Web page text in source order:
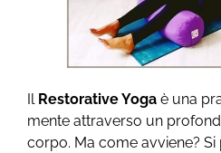
Il Restorative Yoga è una
mente attraverso un
corpo. Ma come avviene?